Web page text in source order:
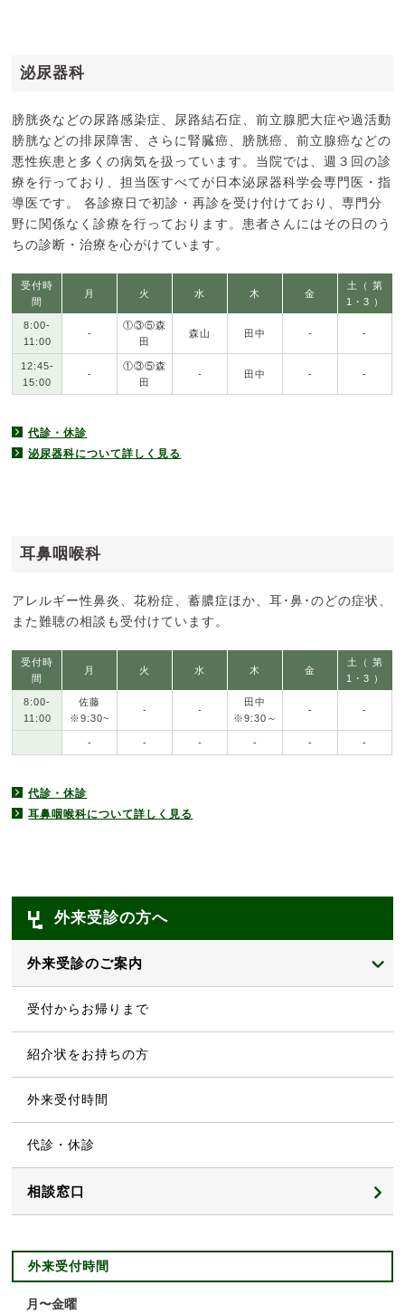
泌尿器科
膀胱炎などの尿路感染症、尿路結石症、前立腺肥大症や過活動
膀胱などの排尿障害、さらに腎臓癌、膀胱癌、前立腺癌などの
悪性疾患と多くの病気を扱っています。当院では、週３回の診
療を行っており、担当医すべてが日本泌尿器科学会専門医・指
導医です。 各診療日で初診・再診を受け付けており、専門分
野に関係なく診療を行っております。患者さんにはその日のう
ちの診断・治療を心がけています。
受付時
間
月 火 水 木 金
土（ 第
1・3 ）
8:00-
11:00
-
①③⑤森
田
森山 田中 - -
12:45-
15:00
-
①③⑤森
田
- 田中 - -
代診・休診
泌尿器科について詳しく見る
耳鼻咽喉科
アレルギー性鼻炎、花粉症、蓄膿症ほか、耳･鼻･のどの症状、
また難聴の相談も受付けています。
受付時
間
月 火 水 木 金
土（ 第
1・3 ）
8:00-
11:00
佐藤
※9:30~
- -
田中
※9:30～
- -
- - - - - -
代診・休診
耳鼻咽喉科について詳しく見る
外来受診の方へ
外来受診のご案内
受付からお帰りまで
紹介状をお持ちの方
外来受付時間
代診・休診
相談窓口
声を受け改善しました
外来受付時間
月〜金曜